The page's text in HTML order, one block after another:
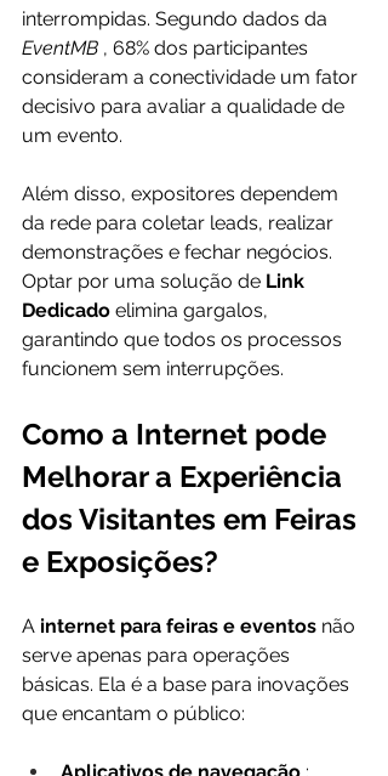
interrompidas. Segundo dados da
EventMB , 68% dos participantes
consideram a conectividade um fator
decisivo para avaliar a qualidade de
um evento.
Além disso, expositores dependem
da rede para coletar leads, realizar
demonstrações e fechar negócios.
Optar por uma solução de Link
Dedicado elimina gargalos,
garantindo que todos os processos
funcionem sem interrupções.
Como a Internet pode
Melhorar a Experiência
dos Visitantes em Feiras
e Exposições?
A internet para feiras e eventos não
serve apenas para operações
básicas. Ela é a base para inovações
que encantam o público: